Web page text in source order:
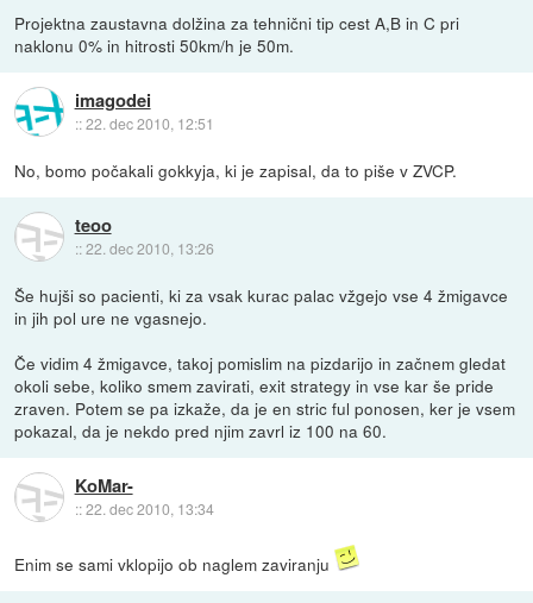
Projektna zaustavna dolžina za tehnični tip cest A,B in C pri
naklonu 0% in hitrosti 50km/h je 50m.
imagodei
::22. dec 2010, 12:51
No, bomo počakali gokkyja, ki je zapisal, da to piše v ZVCP.
teoo
::22. dec 2010, 13:26
Še hujši so pacienti, ki za vsak kurac palac vžgejo vse 4 žmigavce
in jih pol ure ne vgasnejo.
Če vidim 4 žmigavce, takoj pomislim na pizdarijo in začnem gledat
okoli sebe, koliko smem zavirati, exit strategy in vse kar še pride
zraven. Potem se pa izkaže, da je en stric ful ponosen, ker je vsem
pokazal, da je nekdo pred njim zavrl iz 100 na 60.
KoMar-
::22. dec 2010, 13:34
Enim se sami vklopijo ob naglem zaviranju